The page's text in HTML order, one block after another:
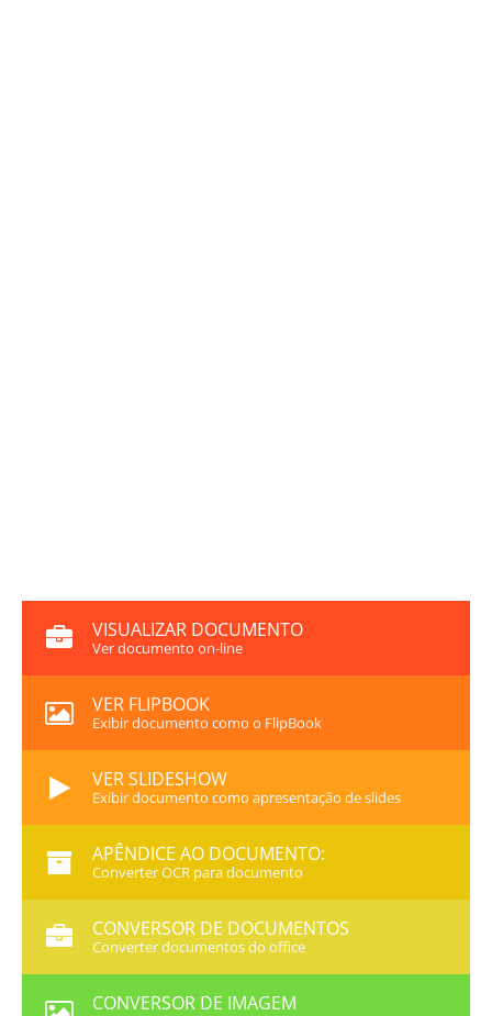
VISUALIZAR DOCUMENTO
Ver documento on-line
VER FLIPBOOK
Exibir documento como o FlipBook
VER SLIDESHOW
Exibir documento como apresentação de slides
APÊNDICE AO DOCUMENTO:
Converter OCR para documento
CONVERSOR DE DOCUMENTOS
Converter documentos do office
CONVERSOR DE IMAGEM